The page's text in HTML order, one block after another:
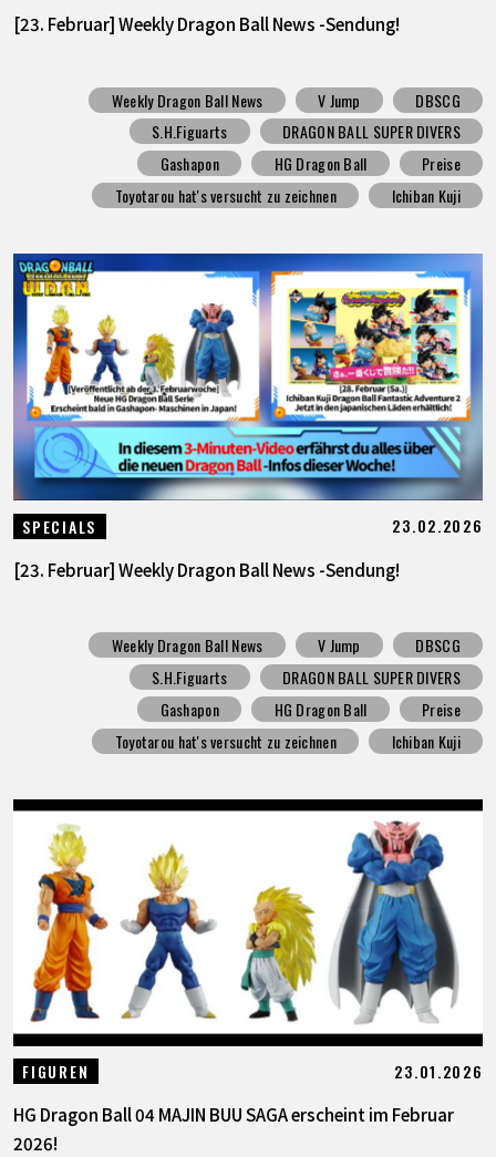
[23. Februar] Weekly Dragon Ball News -Sendung!
Weekly Dragon Ball News V Jump
DBSCG
S.H.Figuarts
DRAGON BALL SUPER DIVERS
Gashapon
HG Dragon Ball
Preise
Toyotarou hat's versucht zu zeichnen
Ichiban Kuji
SPECIALS 23.02.2026
[23. Februar] Weekly Dragon Ball News -Sendung!
Weekly Dragon Ball News V Jump
DBSCG
S.H.Figuarts
DRAGON BALL SUPER DIVERS
Gashapon
HG Dragon Ball
Preise
Toyotarou hat's versucht zu zeichnen
Ichiban Kuji
FIGUREN 23.01.2026
HG Dragon Ball 04 MAJIN BUU SAGA erscheint im Februar
2026!